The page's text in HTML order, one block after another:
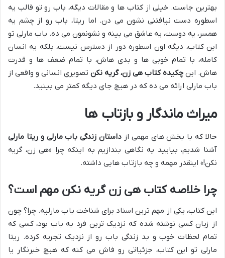
بهترین جاست. خیلی از کتاب ها و مقالات دیگه، باب رو تو قالب یه
اسطوره دست نیافتنی نشون می دن. اما ریتا، باب رو از چشم یه
همسر، یه دوست، یه عاشق می بینه و نشونمون می ده. باب مارلی تو
این کتاب، دیگه اون اسطوره دور از دسترس نیست، بلکه یه انسان
کامله، با تمام خوبی ها و بدی هاش، با تمام ضعف ها و قدرت
هاش. این چکیده کتاب هی زن، گریه نکن تصویری انسانی و واقعی از
باب مارلی ارائه می ده که در هیچ جای دیگه کمتر می بینید.
میراث ماندگار و بازتاب ها
حالا که با بخش های مهمی از داستان زندگی باب مارلی و ریتا مارلی
آشنا شدیم، بیایید یه نگاهی بندازیم به اینکه چرا «هی زن، گریه
نکن!» اینقدر مهمه و چه بازتاب هایی داشته.
چرا خلاصه کتاب هی زن گریه نکن مهم است؟
این کتاب، یکی از مهم ترین اسناد برای شناخت باب مارلیه. چرا؟ چون
از زبان کسی نوشته شده که نزدیک ترین فرد به باب بود، کسی که
تمام لحظات خوب و بد زندگی باب رو از نزدیک تجربه کرده. ریتا
مارلی تو این کتاب، جزئیاتی رو فاش می کنه که هیچ خبرنگار یا